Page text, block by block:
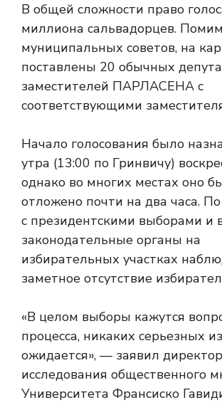
В общей сложности право
миллиона сальвадорцев.
муниципальных советов, на
поставлены 20 обычных
заместителей ПАРЛАСЕНА с
соответствующими
Начало голосования было
утра (13:00 по Гринвичу)
однако во многих местах оно
отложено почти на два часа.
с президентскими выборами и
законодательные органы на
избирательных участках
заметное отсутствие
«В целом выборы кажутся
процесса, никаких серьезных
ожидается», — заявил
исследования общественного
Университета Франсиско